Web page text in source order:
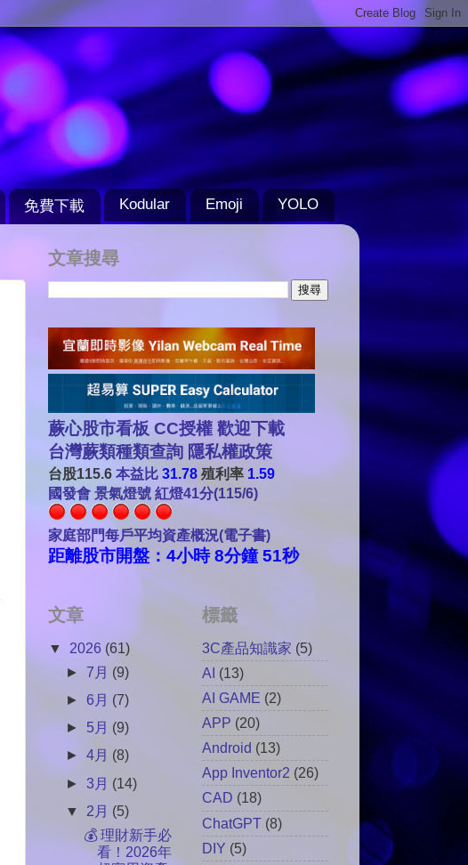
免費下載 Kodular Emoji YOLO
文章搜尋
蕨心股市看板 CC授權 歡迎下載
台灣蕨類種類查詢 隱私權政策
台股115.6 本益比 31.78 殖利率 1.59
國發會 景氣燈號 紅燈41分(115/6)
家庭部門每戶平均資產概況(電子書)
距離股市開盤：4小時 8分鐘 49秒
文章
▼ 2026 (61)
► 7月 (9)
► 6月 (7)
► 5月 (9)
►4月 (8)
►3月 (14)
▼ 2月 (5)
💰 理財新手必
看！2026年
標籤
3C產品知識家 (5)
AI (13)
AI GAME (2)
APP (20)
Android (13)
App Inventor2 (26)
CAD (18)
ChatGPT (8)
DIY (5)